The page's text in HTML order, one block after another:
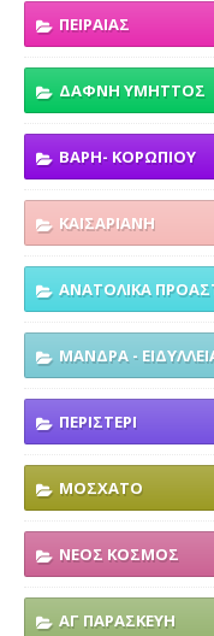
ΠΕΙΡΑΙΑΣ
ΔΑΦΝΗ ΥΜΗΤΤΟΣ
ΒΑΡΗ- ΚΟΡΩΠΙΟΥ
ΚΑΙΣΑΡΙΑΝΗ
ΑΝΑΤΟΛΙΚΑ
ΜΑΝΔΡΑ -
ΠΕΡΙΣΤΕΡΙ
ΜΟΣΧΑΤΟ
ΝΕΟΣ ΚΟΣΜΟΣ
ΑΓ ΠΑΡΑΣΚΕΥΗ